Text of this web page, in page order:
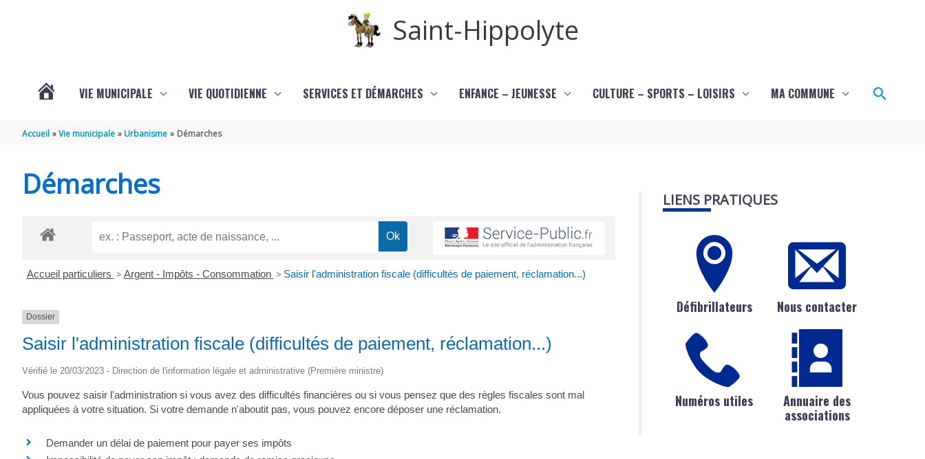
Saint-Hippolyte
SAINT-
(17430)
VIE MUNICIPALE VIE QUOTIDIENNE SERVICES ET DÉMARCHES ENFANCE – JEUNESSE CULTURE – SPORTS – LOISIRS MA COMMUNE
Accueil Vie municipale Urbanisme Démarches
Démarches
Accueil particuliers > Argent - Impôts - Consommation > Saisir l'administration fiscale (difficultés de paiement, réclamation...)
Dossier
Saisir l'administration fiscale (difficultés de paiement, réclamation...)
Vérifié le 20/03/2023 - Direction de l'information légale et administrative (Première ministre)
Vous pouvez saisir l'administration si vous avez des difficultés financières ou si vous pensez que des règles fiscales sont mal
appliquées à votre situation. Si votre demande n'aboutit pas, vous pouvez encore déposer une réclamation.
Demander un délai de paiement pour payer ses impôts
LIENS PRATIQUES
Défibrillateurs Nous contacter
Numéros utiles
Annuaire des
associations